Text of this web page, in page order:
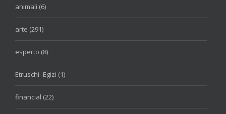
animali (6)
arte (291)
esperto (8)
Etruschi -Egizi (1)
financial (22)